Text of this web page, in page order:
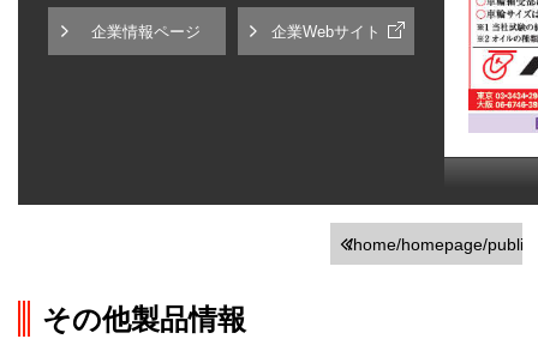
企業情報ページ 企業Webサイト
/home/homepage/
その他製品情報